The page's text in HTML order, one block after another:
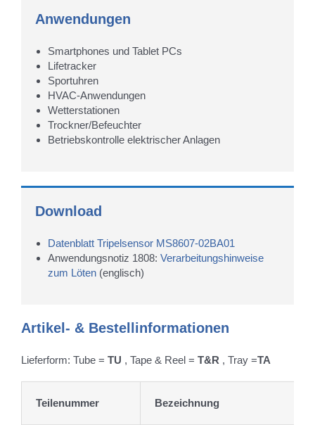
Anwendungen
Smartphones und Tablet PCs
Lifetracker
Sportuhren
HVAC-Anwendungen
Wetterstationen
Trockner/Befeuchter
Betriebskontrolle elektrischer Anlagen
Download
Datenblatt Tripelsensor MS8607-02BA01
Anwendungsnotiz 1808: Verarbeitungshinweise
zum Löten(englisch)
Artikel- & Bestellinformationen
Lieferform: Tube = TU , Tape & Reel = T&R, Tray =TA
Teilenummer Bezeichnung